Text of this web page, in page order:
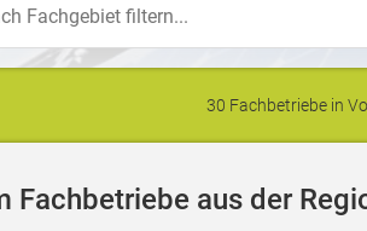
30 Fachbetriebe in
Fachbetriebe aus der